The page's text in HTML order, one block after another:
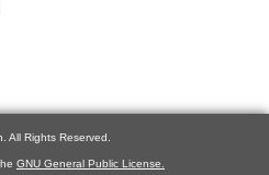
All Rights Reserved.
GNU General Public License.